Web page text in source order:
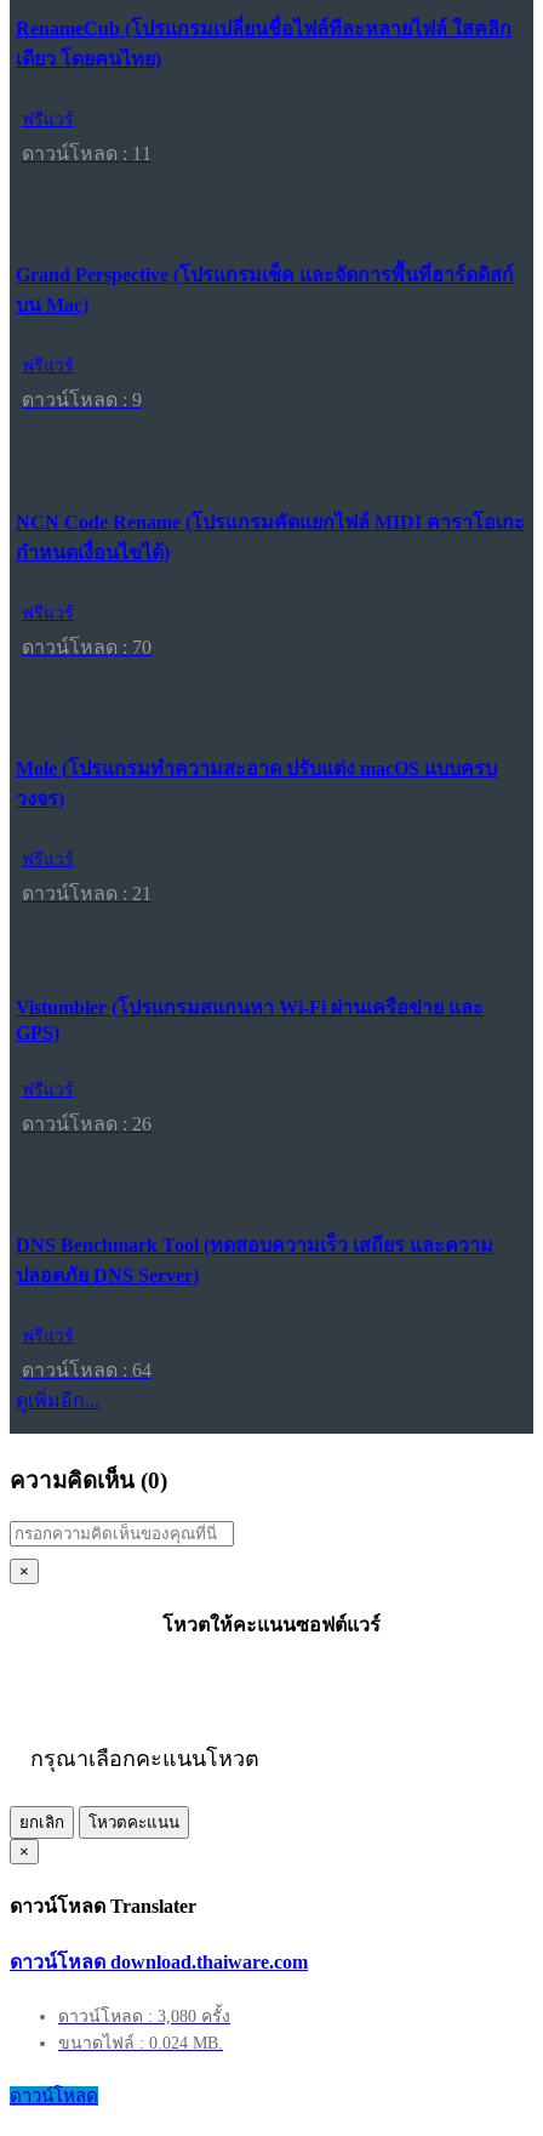
RenameCub (โปรแกรมเปลี่ยนชื่อไฟล์ทีละหลายไฟล์ ใสคลิก
เดียว โดยคนไทย)
ฟรีแวร์
ดาวน์โหลด : 11
Grand Perspective (โปรแกรมเช็ค และจัดการพื้นที่ฮาร์ดดิสก์
บน Mac)
ฟรีแวร์
ดาวน์โหลด : 9
NCN Code Rename (โปรแกรมคัดแยกไฟล์ MIDI คาราโอเกะ
กำหนดเงื่อนไขได้)
ฟรีแวร์
ดาวน์โหลด : 70
Mole (โปรแกรมทำความสะอาด ปรับแต่ง macOS แบบครบ
วงจร)
ฟรีแวร์
ดาวน์โหลด : 21
Vistumbler (โปรแกรมสแกนหา Wi-Fi ผ่านเครือข่าย และ
GPS)
ฟรีแวร์
ดาวน์โหลด : 26
DNS Benchmark Tool (ทดสอบความเร็ว เสถียร และความ
ปลอดภัย DNS Server)
ฟรีแวร์
ดาวน์โหลด : 64
ดูเพิ่มอีก...
ความคิดเห็น (0)
×
โหวตให้คะแนนซอฟต์แวร์
กรุณาเลือกคะแนนโหวต
ยกเลิก
โหวตคะแนน
×
ดาวน์โหลด Translater
ดาวน์โหลด download.thaiware.com
ดาวน์โหลด : 3,080 ครั้ง
ขนาดไฟล์ : 0.024 MB.
ดาวน์โหลด